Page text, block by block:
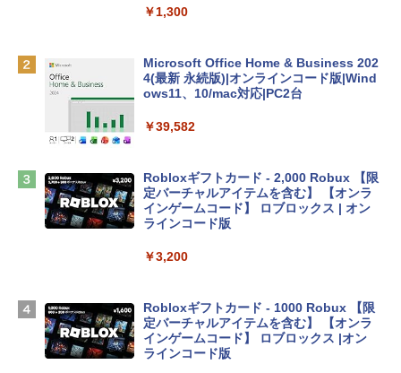
eTime HDカメラ、Touch ID - インディ
￥137,800
ンケース Dell NEC Lavie ASUS HP dyna
￥2,952
Apple 2026 MacBook Air M5チップ搭載
igence、13.6インチLiquid Retinaディ
ームカメラ、日本語キーボード、Touch I
D - ミッドナイト
￥314,800
￥1,300
Microsoft Office Home & Business 202
4(最新 永続版)|オンラインコード版|Wind
ows11、10/mac対応|PC2台
￥39,582
Robloxギフトカード - 2,000 Robux 【限
定バーチャルアイテムを含む】 【オンラ
インゲームコード】 ロブロックス | オン
ラインコード版
￥3,200
Robloxギフトカード - 1000 Robux 【限
定バーチャルアイテムを含む】 【オンラ
インゲームコード】 ロブロックス |オン
ラインコード版